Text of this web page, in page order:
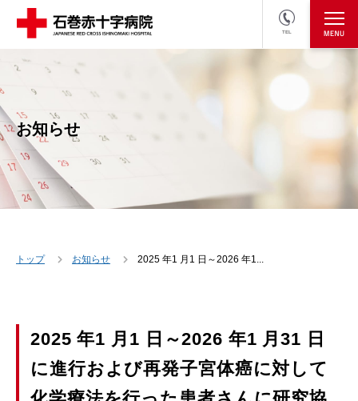
TEL
医療関係者の方
お知らせ
トップ お知らせ 2025 年1 月1 日～2026 年1...
2025 年1 月1 日～2026 年1 月31 日
に進行および再発子宮体癌に対して